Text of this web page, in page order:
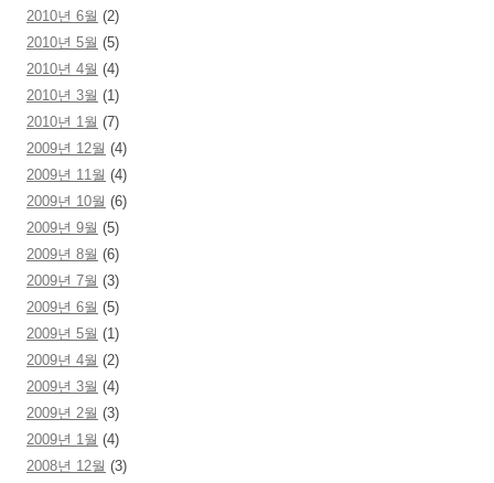
2010년 6월 (2)
2010년 5월 (5)
2010년 4월 (4)
2010년 3월 (1)
2010년 1월 (7)
2009년 12월 (4)
2009년 11월 (4)
2009년 10월 (6)
2009년 9월 (5)
2009년 8월 (6)
2009년 7월 (3)
2009년 6월 (5)
2009년 5월 (1)
2009년 4월 (2)
2009년 3월 (4)
2009년 2월 (3)
2009년 1월 (4)
2008년 12월 (3)